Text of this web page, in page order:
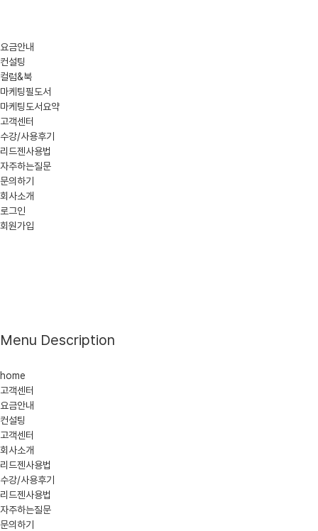
요금안내
컨설팅
컬럼&북
마케팅필도서
마케팅도서요약
고객센터
수강/사용후기
리드젠사용법
자주하는질문
문의하기
회사소개
로그인
회원가입
Menu Description
home
고객센터
요금안내
컨설팅
고객센터
회사소개
리드젠사용법
수강/사용후기
리드젠사용법
자주하는질문
문의하기